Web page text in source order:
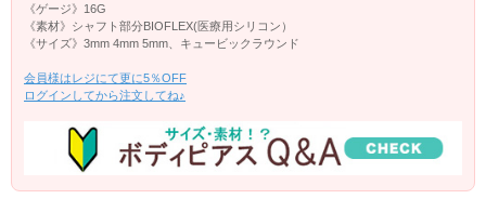
《ゲージ》16G
《素材》シャフト部分BIOFLEX(医療用シリコン）
《サイズ》3mm 4mm 5mm、キュービックラウンド
会員様はレジにて更に5％OFF
ログインしてから注文してね♪